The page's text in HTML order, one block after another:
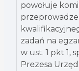
powołuje
zadań na
w ust. 1 pkt 1,
Prezesa